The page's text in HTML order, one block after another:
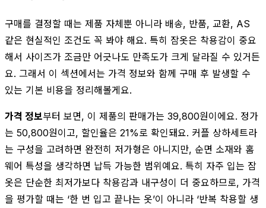
구매를 결정할 때는 제품 자체뿐 아니라 배송, 반품, 교환, AS
같은 현실적인 조건도 꼭 봐야 해요. 특히 잠옷은 착용감이 중요
해서 사이즈가 조금만 어긋나도 만족도가 크게 달라질 수 있거든
요. 그래서 이 섹션에서는 가격 정보와 함께 구매 후 발생할 수
있는 기본 비용을 정리해볼게요.
가격 정보부터 보면, 이 제품의 판매가는 39,800원이에요. 정가
는 50,800원이고, 할인율은 21%로 확인돼요. 커플 상하세트라
는 구성을 고려하면 완전히 저가형은 아니지만, 순면 소재와 홈
웨어 특성을 생각하면 납득 가능한 범위예요. 특히 자주 입는 잠
옷은 단순한 최저가보다 착용감과 내구성이 더 중요하므로, 가격
을 평가할 때는 ‘한 번 입고 끝나는 옷’이 아니라 ‘반복 착용할 생